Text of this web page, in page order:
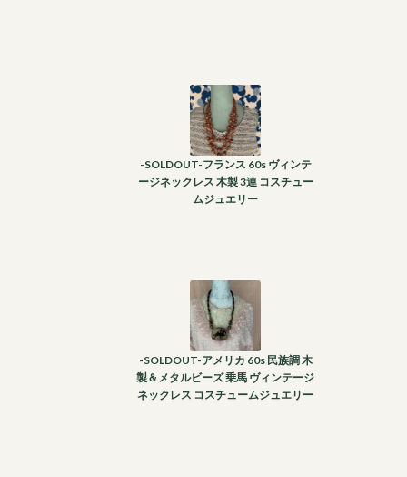
-SOLDOUT-フランス 60s ヴィンテ
ージネックレス 木製 3連 コスチュー
ムジュエリー
-SOLDOUT-アメリカ 60s 民族調 木
製＆メタルビーズ 乗馬 ヴィンテージ
ネックレス コスチュームジュエリー